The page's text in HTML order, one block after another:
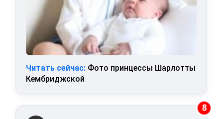
Читать сейчас: Фото принцессы Шарлотты
Кембриджской
8